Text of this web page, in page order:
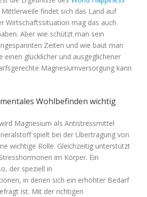
Mittlerweile findet sich das Land auf
Wirtschaftssituation mag das auch
Aber wie schützt man sein
Zeiten und wie baut man
einen glücklicher und ausgeglichener
Magnesiumversorgung kann
Wohlbefinden wichtig
Magnesium als Antistressmittel
spielt bei der Übertragung von
wichtige Rolle. Gleichzeitig unterstützt
im Körper. Ein
der speziell in
in denen sich ein erhöhter Bedarf
ist. Mit der richtigen